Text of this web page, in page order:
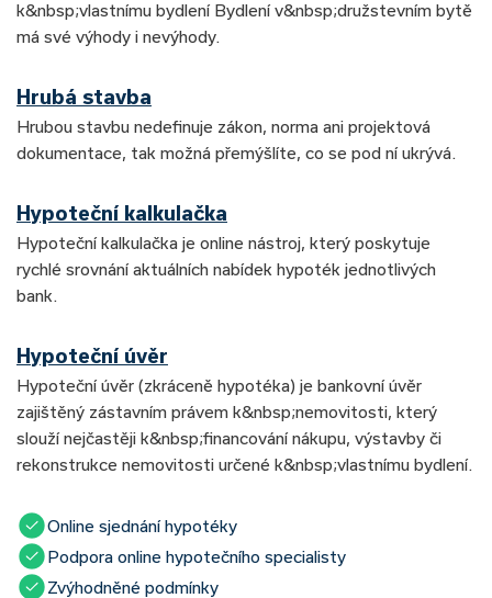
k&nbsp;vlastnímu bydlení Bydlení v&nbsp;družstevním bytě
má své výhody i nevýhody.
Hrubá stavba
Hrubou stavbu nedefinuje zákon, norma ani projektová
dokumentace, tak možná přemýšlíte, co se pod ní ukrývá.
Hypoteční kalkulačka
Hypoteční kalkulačka je online nástroj, který poskytuje
rychlé srovnání aktuálních nabídek hypoték jednotlivých
bank.
Hypoteční úvěr
Hypoteční úvěr (zkráceně hypotéka) je bankovní úvěr
zajištěný zástavním právem k&nbsp;nemovitosti, který
slouží nejčastěji k&nbsp;financování nákupu, výstavby či
rekonstrukce nemovitosti určené k&nbsp;vlastnímu bydlení.
Online sjednání hypotéky
Podpora online hypotečního specialisty
Zvýhodněné podmínky